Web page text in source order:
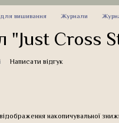
вишивання Журнали
"Just Cross
Написати відгук
накопичувальної